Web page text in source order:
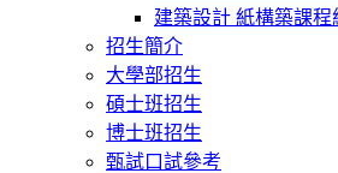
建築設計 紙構築課程
招生簡介
大學部招生
碩士班招生
博士班招生
甄試口試參考